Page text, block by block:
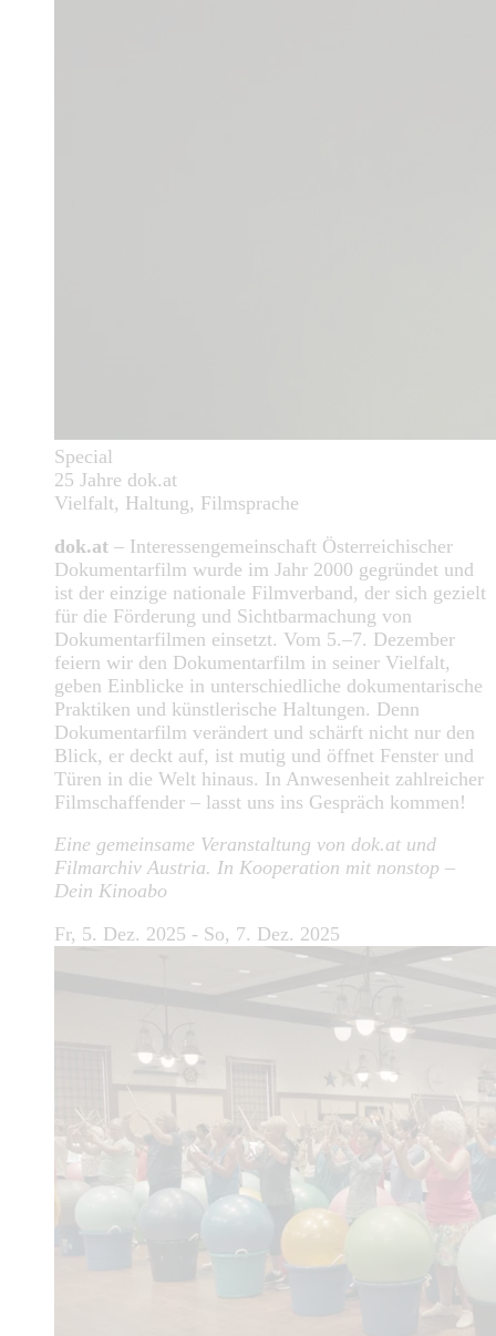
Special
25 Jahre dok.at
Vielfalt, Haltung, Filmsprache
dok.at – Interessengemeinschaft Österreichischer
Dokumentarfilm wurde im Jahr 2000 gegründet und
ist der einzige nationale Filmverband, der sich gezielt
für die Förderung und Sichtbarmachung von
Dokumentarfilmen einsetzt. Vom 5.–7. Dezember
feiern wir den Dokumentarfilm in seiner Vielfalt,
geben Einblicke in unterschiedliche dokumentarische
Praktiken und künstlerische Haltungen. Denn
Dokumentarfilm verändert und schärft nicht nur den
Blick, er deckt auf, ist mutig und öffnet Fenster und
Türen in die Welt hinaus. In Anwesenheit zahlreicher
Filmschaffender – lasst uns ins Gespräch kommen!
Eine gemeinsame Veranstaltung von dok.at und
Filmarchiv Austria. In Kooperation mit nonstop –
Dein Kinoabo
Fr, 5. Dez. 2025 - So, 7. Dez. 2025